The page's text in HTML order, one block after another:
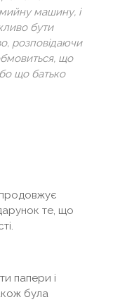
машину, і
бути
розповідаючи
що
що батько
те, що
папери і
була